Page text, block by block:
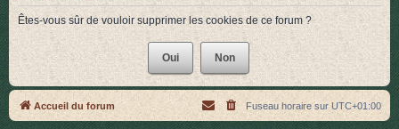
h
e
Êtes-vous sûr de vouloir supprimer les cookies de ce forum ?
Accueil du forum Fuseau horaire sur UTC+01:00